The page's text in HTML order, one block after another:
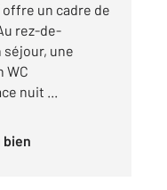
offre un cadre de
rez-de-
séjour, une
WC
nuit ...
bien